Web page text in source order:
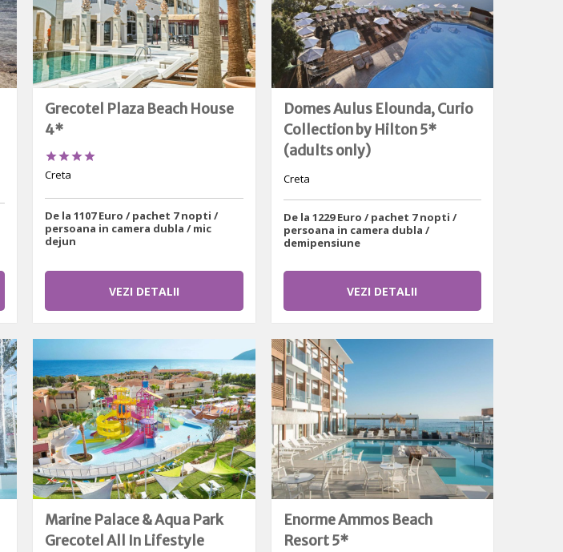
Grecotel Plaza Beach House
4*

Creta
De la 1107 Euro / pachet 7 nopti /
persoana in camera dubla / mic
dejun
VEZI DETALII
Domes Aulus Elounda, Curio
Collection by Hilton 5*
(adults only)
Creta
De la 1229 Euro / pachet 7 nopti /
persoana in camera dubla /
demipensiune
VEZI DETALII
Marine Palace & Aqua Park
Grecotel All In Lifestyle
Enorme Ammos Beach
Resort 5*